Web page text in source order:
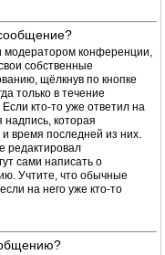
модератором конференции,
собственные
щёлкнув по кнопке
только в течение
кто-то уже ответил на
которая
и время последней из них.
редактировал
сами написать о
Учтите, что обычные
на него уже кто-то